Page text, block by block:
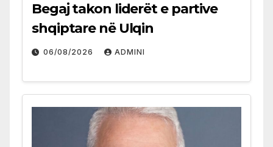
Begaj takon liderët e partive
shqiptare në Ulqin
06/08/2026 ADMINI